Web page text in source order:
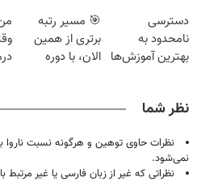
میلیون تومان!!!
دسترسی
نامحدود به
بهترین آموزش‌ها
🎯 مسیر رتبه
برتری از همین
الان، با دوره
نظر شما
نظرات حاوی توهین و هرگونه نسبت
نمی‌شود.
نظراتی که غیر از زبان فارسی یا غیر